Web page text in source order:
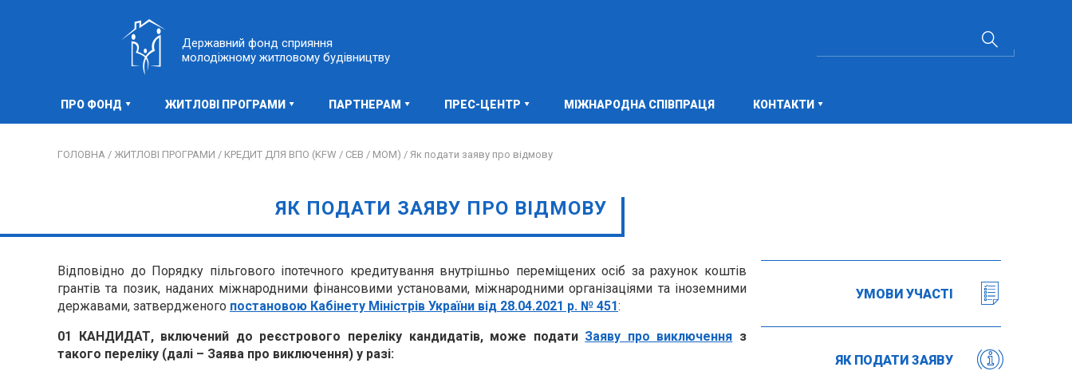
Державний фонд сприяння
молодіжному житловому будівництву
ПРО ФОНД ЖИТЛОВІ ПРОГРАМИ ПАРТНЕРАМ ПРЕС-ЦЕНТР МІЖНАРОДНА СПІВПРАЦЯ КОНТАКТИ
ГОЛОВНА / ЖИТЛОВІ ПРОГРАМИ / КРЕДИТ ДЛЯ ВПО (KFW / СЕВ / МОМ) / Як подати заяву про відмову
ЯК ПОДАТИ ЗАЯВУ ПРО ВІДМОВУ
УМОВИ УЧАСТІ
ЯК ПОДАТИ ЗАЯВУ
Відповідно до Порядку пільгового іпотечного кредитування внутрішньо переміщених осіб за рахунок коштів
грантів та позик, наданих міжнародними фінансовими установами, міжнародними організаціями та іноземними
державами, затвердженого постановою Кабінету Міністрів України від 28.04.2021 р. № 451:
01 КАНДИДАТ, включений до реєстрового переліку кандидатів, може подати Заяву про виключення з
такого переліку (далі – Заява про виключення) у разі: